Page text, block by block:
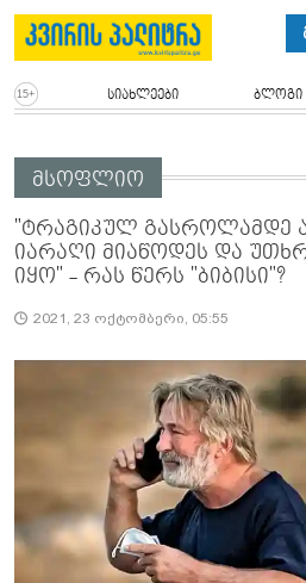
სიახლეები ბლოგი
მსოფლიო
"ტრაგიკულ გასროლამდე
იარაღი მიაწოდეს და
იყო" - რას წერს "ბიბისი"?
2021, 23 ოქტომბერი, 05:55